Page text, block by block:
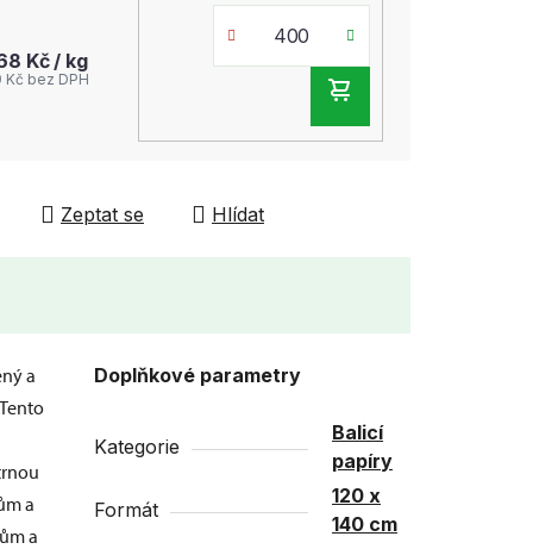
Kč/ kg
Kč bez DPH
KOŠÍKU
Zeptat se Hlídat
a
a
a
Doplňkové parametry
Kategorie
Balicí
papíry
Formát
120 x
140 cm